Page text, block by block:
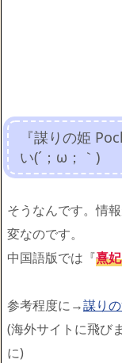
『謀りの姫
い(´；ω；｀)
そうなんです。情
変なのです。
中国語版では『熹
参考程度に→謀り
(海外サイトに飛び
に)